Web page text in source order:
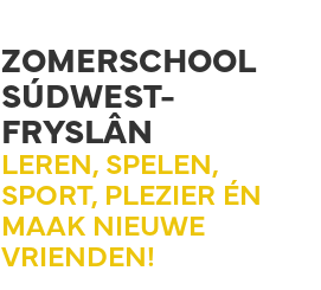
ZOMERSCHOOL
SÚDWEST-
FRYSLÂN
LEREN, SPELEN,
SPORT, PLEZIER ÉN
MAAK NIEUWE
VRIENDEN!